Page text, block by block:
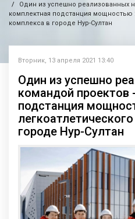
Один из успешно реализованных
комплектная подстанция мощностью
комплекса в городе Нур-Султан
Вторник, 13 апреля 2021 13:40
Один из успешно
командой проектов
подстанция
городе Нур-Султан